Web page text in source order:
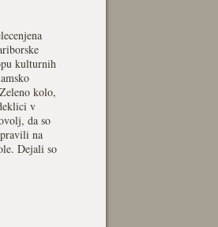
kulturnih
kolo,
v
da so
na
Dejali so